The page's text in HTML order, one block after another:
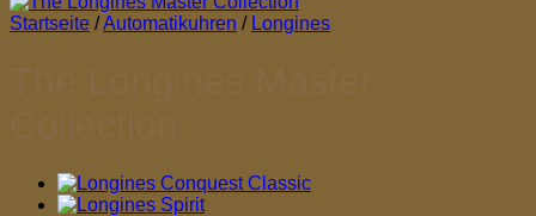
Startseite /Automatikuhren / Longines